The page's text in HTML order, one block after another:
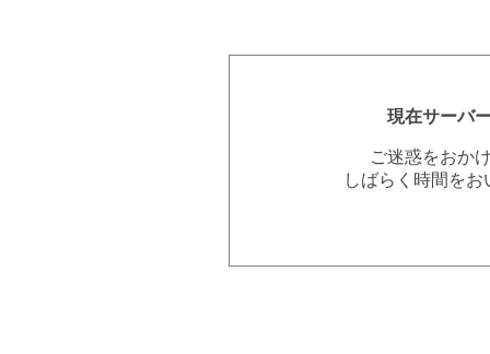
現在サーバ
ご迷惑をおか
しばらく時間を